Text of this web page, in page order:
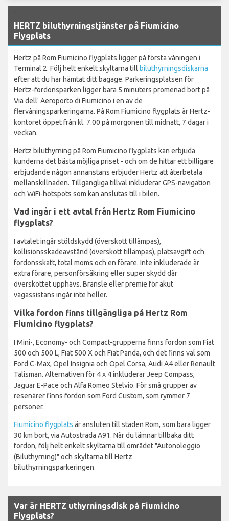
HERTZ biluthyrningstjänster på Fiumicino
Flygplats
Hertz på Rom Fiumicino flygplats ligger på första våningen i
Terminal 2. Följ helt enkelt skyltarna till biluthyrningsdiskarna
efter att du har hämtat ditt bagage. Parkeringsplatsen för
Hertz-fordonsparken ligger bara 5 minuters promenad bort på
Via dell' Aeroporto di Fiumicino i en av de
flervåningsparkeringarna. På Rom Fiumicino flygplats är Hertz-
kontoret öppet från kl. 7.00 på morgonen till midnatt, 7 dagar i
veckan.
Hertz biluthyrning på Rom Fiumicino flygplats kan erbjuda
kunderna det bästa möjliga priset - och om de hittar ett billigare
erbjudande någon annanstans erbjuder Hertz att återbetala
mellanskillnaden. Tillgängliga tillval inkluderar GPS-navigation
och WiFi-hotspots som kan anslutas till i bilen.
Vad ingår i ett avtal från Hertz Rom Fiumicino
flygplats?
I avtalet ingår stöldskydd (överskott tillämpas),
kollisionsskadeavstånd (överskott tillämpas), platsavgift och
fordonsskatt, total moms och en förare. Inte inkluderade är
extra förare, personförsäkring eller super skydd där
överskottet upphävs. Bränsle eller premie för akut
vägassistans ingår inte heller.
Vilka fordon finns tillgängliga på Hertz Rom
Fiumicino flygplats?
I Mini-, Economy- och Compact-grupperna finns fordon som Fiat
500 och 500 L, Fiat 500 X och Fiat Panda, och det finns val som
Ford C-Max, Opel Insignia och Opel Corsa, Audi A4 eller Renault
Talisman. Alternativen för 4 x 4 inkluderar Jeep Compass,
Jaguar E-Pace och Alfa Romeo Stelvio. För små grupper av
resenärer finns fordon som Ford Custom, som rymmer 7
personer.
Fiumicino flygplats är ansluten till staden Rom, som bara ligger
30 km bort, via Autostrada A91. När du lämnar tillbaka ditt
fordon, följ helt enkelt skyltarna till området "Autonoleggio
(Biluthyrning)" och skyltarna till Hertz
biluthyrningsparkeringen.
Var är HERTZ uthyrningsdisk på Fiumicino
Flygplats?